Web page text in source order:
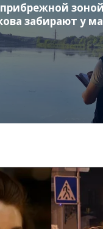
прибрежной
забирают у